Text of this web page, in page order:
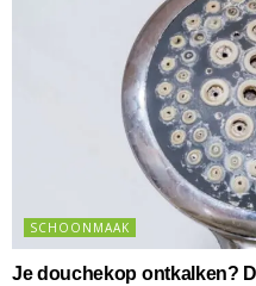
SCHOONMAAK
Je douchekop ontkalken?